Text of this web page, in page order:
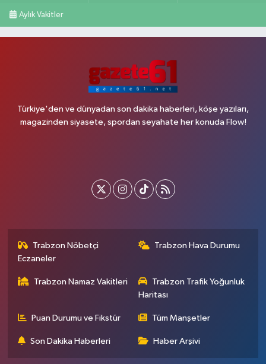
Aylık Vakitler
Türkiye'den ve dünyadan son dakika haberleri, köşe yazıları,
magazinden siyasete, spordan seyahate her konuda Flow!
Trabzon Nöbetçi
Eczaneler
Trabzon Hava Durumu
Trabzon Namaz Vakitleri
Trabzon Trafik Yoğunluk
Haritası
Puan Durumu ve Fikstür Tüm Manşetler
Son Dakika Haberleri Haber Arşivi